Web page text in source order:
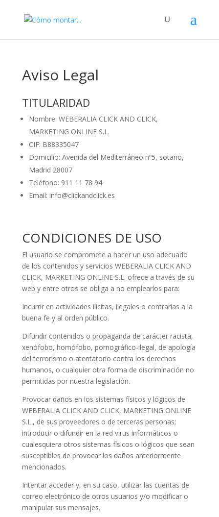
Aviso Legal
TITULARIDAD
Nombre: WEBERALIA CLICK AND CLICK,
MARKETING ONLINE S.L.
CIF: B88335047
Domicilio: Avenida del Mediterráneo nº5, sotano,
Madrid 28007
Teléfono: 911 11 78 94
Email: info@clickandclick.es
CONDICIONES DE USO
El usuario se compromete a hacer un uso adecuado
de los contenidos y servicios WEBERALIA CLICK AND
CLICK, MARKETING ONLINE S.L. ofrece a través de su
web y entre otros se obliga a no emplearlos para:
Incurrir en actividades ilícitas, ilegales o contrarias a la
buena fe y al orden público.
Difundir contenidos o propaganda de carácter racista,
xenófobo, homófobo, pornográfico-ilegal, de apología
del terrorismo o atentatorio contra los derechos
humanos, o cualquier otra forma de discriminación no
permitidas por nuestra legislación.
Provocar daños en los sistemas físicos y lógicos de
WEBERALIA CLICK AND CLICK, MARKETING ONLINE
S.L., de sus proveedores o de terceras personas;
introducir o difundir en la red virus informáticos o
cualesquiera otros sistemas físicos o lógicos que sean
susceptibles de provocar los daños anteriormente
mencionados.
Intentar acceder y, en su caso, utilizar las cuentas de
correo electrónico de otros usuarios y/o modificar o
manipular sus mensajes.